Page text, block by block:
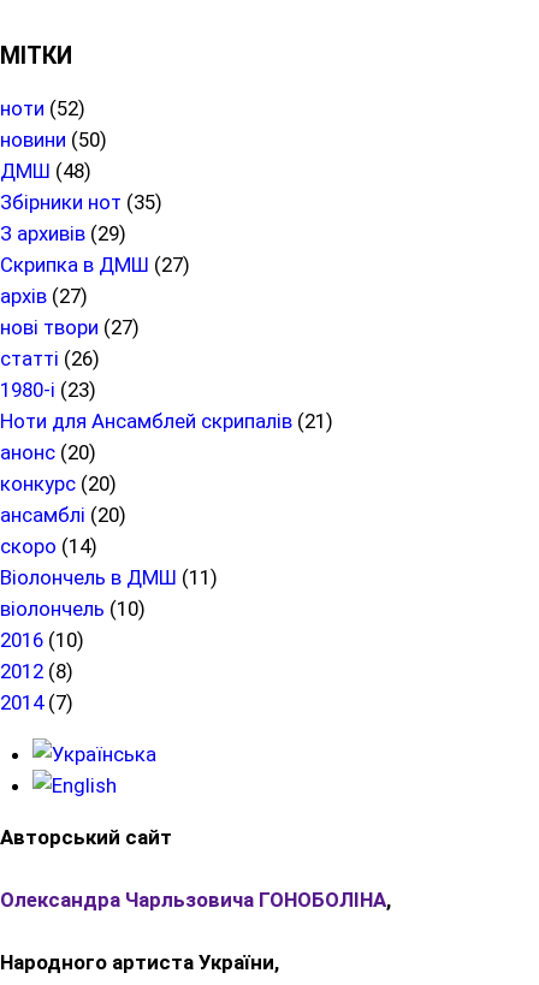
МІТКИ
ноти (52)
новини (50)
ДМШ (48)
Збірники нот (35)
З архивів (29)
Скрипка в ДМШ (27)
архів (27)
нові твори (27)
статті (26)
1980-і (23)
Ноти для Ансамблей скрипалів (21)
анонс (20)
конкурс (20)
ансамблі (20)
скоро (14)
Віолончель в ДМШ (11)
віолончель (10)
2016 (10)
2012 (8)
2014(7)
Авторський сайт
Олександра Чарльзовича ГОНОБОЛІНА,
Народного артиста України,